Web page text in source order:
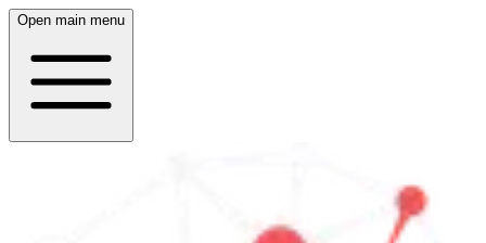
Open main menu